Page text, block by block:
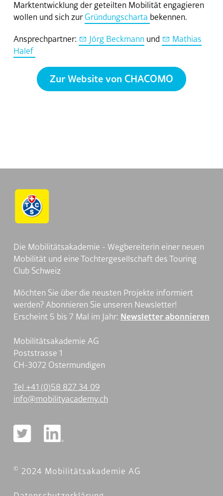
Marktentwicklung der geteilten Mobilität engagieren
wollen und sich zur Gründungscharta bekennen.
Ansprechpartner: Jörg Beckmann und
Mathias
Halef
Zur Website von CHACOMO
Die Mobilitätsakademie - Wegbereiterin einer neuen
Mobilität und eine Tochtergesellschaft des Touring
Club Schweiz
Möchten Sie über die neusten Projekte informiert
werden? Abonnieren Sie unseren Newsletter!
Erscheint 5 bis 7 Mal im Jahr: Newsletter abonnieren
Mobilitätsakademie AG
Poststrasse 1
CH-3072 Ostermundigen
Tel +41 (0)58 827 34 09
nf
m b l ty c d my ch
© 2024 Mobilitätsakademie AG